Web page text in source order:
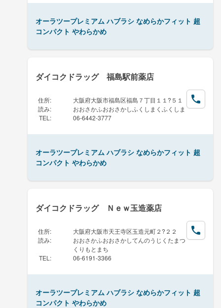
オーラツープレミアム ハブラシ なめらかフィット 超
コンパクト やわらかめ
ダイコクドラッグ 福島駅前薬店
住所:
大阪府大阪市福島区福島７丁目１１?５１
読み:
おおさかふおおさかしふくしまくふくしま
TEL : 06-6442-3777
オーラツープレミアム ハブラシ なめらかフィット 超
コンパクト やわらかめ
ダイコクドラッグ Ｎｅｗ玉造薬店
住所:
大阪府大阪市天王寺区玉造元町２?２２
読み:
おおさかふおおさかしてんのうじくたまつ
くりもとまち
TEL : 06-6191-3366
オーラツープレミアム ハブラシ なめらかフィット 超
コンパクト やわらかめ